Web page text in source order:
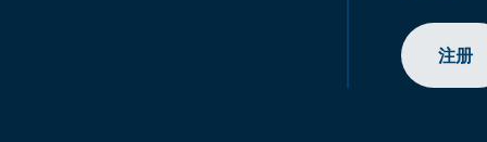
注册